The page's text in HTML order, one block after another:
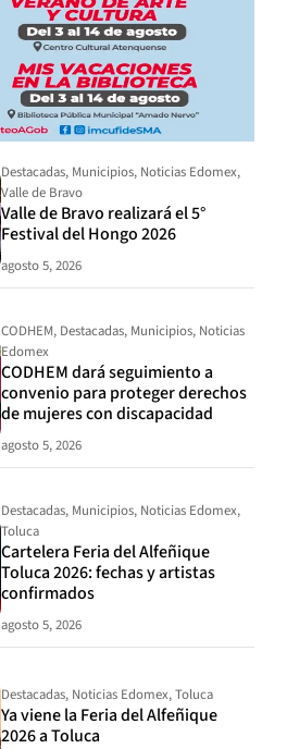
Destacadas, Municipios, Noticias Edomex,
Valle de Bravo
Valle de Bravo realizará el 5°
Festival del Hongo 2026
agosto 5, 2026
CODHEM, Destacadas, Municipios, Noticias
Edomex
CODHEM dará seguimiento a
convenio para proteger derechos
de mujeres con discapacidad
agosto 5, 2026
Destacadas, Municipios, Noticias Edomex,
Toluca
Cartelera Feria del Alfeñique
Toluca 2026: fechas y artistas
confirmados
agosto 5, 2026
Destacadas, Noticias Edomex,Toluca
Ya viene la Feria del Alfeñique
2026 a Toluca